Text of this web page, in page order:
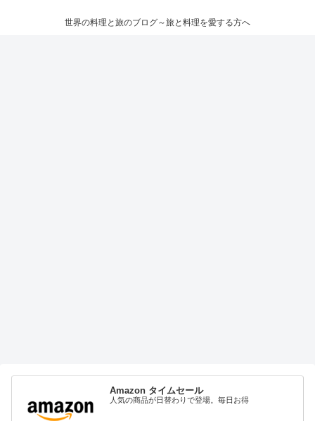
世界の料理と旅のブログ～旅と料理を愛する方へ
Amazon タイムセール
人気の商品が日替わりで登場。毎日お得